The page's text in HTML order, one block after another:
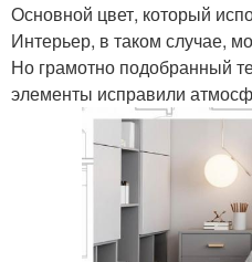
Основной цвет, который
Интерьер, в таком случае,
Но грамотно подобранный
элементы исправили